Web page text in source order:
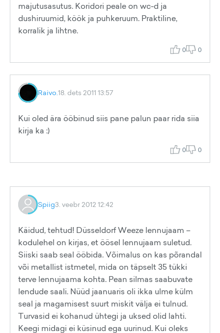
majutusasutus. Koridori peale on wc-d ja
dushiruumid, köök ja puhkeruum. Praktiline,
korralik ja lihtne.
0 0
Raivo.18. dets 2011 13:57
Kui oled ära ööbinud siis pane palun paar rida siia
kirja ka :)
0 0
Spiig3. veebr 2012 12:42
Käidud, tehtud! Düsseldorf Weeze lennujaam –
kodulehel on kirjas, et öösel lennujaam suletud.
Siiski saab seal ööbida. Võimalus on kas põrandal
või metallist istmetel, mida on täpselt 35 tükki
terve lennujaama kohta. Pean silmas saabuvate
lendude saali. Nüüd jaanuaris oli ikka ulme külm
seal ja magamisest suurt miskit välja ei tulnud.
Turvasid ei kohanud ühtegi ja uksed olid lahti.
Keegi midagi ei küsinud ega uurinud. Kui oleks